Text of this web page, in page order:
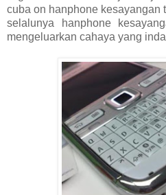
cuba on hanphone kesayangan
selalunya hanphone
mengeluarkan cahaya yang